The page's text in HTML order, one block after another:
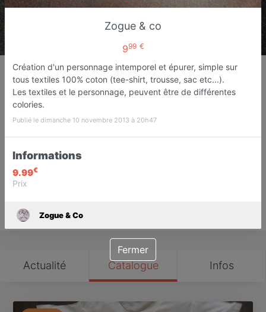
Zogue & Co
Vêtements mixte
Perpignan
Actualité Catalogue Infos
Zogue & co
999 €
Création d'un personnage intemporel et épurer, simple sur
tous textiles 100% coton (tee-shirt, trousse, sac etc...).
Les textiles et le personnage, peuvent être de différentes
colories.
Publié le dimanche 10 novembre 2013 à 20h47
Informations
9.99€
Prix
Zogue & Co
Fermer